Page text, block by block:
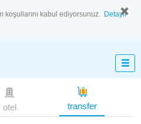
koşullarını kabul ediyorsunuz. Detaylı
otel transfer